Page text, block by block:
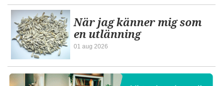
När jag känner mig som
en utlänning
01 aug 2026